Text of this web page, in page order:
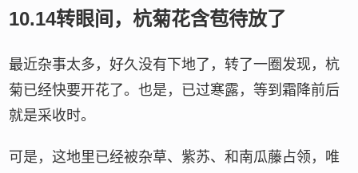
10.14转眼间，杭菊花含苞待放了
最近杂事太多，好久没有下地了，转了一圈发现，杭
菊已经快要开花了。也是，已过寒露，等到霜降前后
就是采收时。
可是，这地里已经被杂草、紫苏、和南瓜藤占领，唯